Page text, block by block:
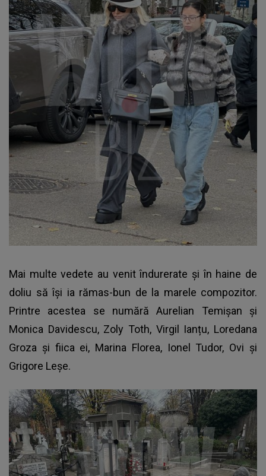
Mai multe vedete au venit îndurerate și în haine de
doliu să își ia rămas-bun de la marele compozitor.
Printre acestea se numără Aurelian Temișan și
Monica Davidescu, Zoly Toth, Virgil Ianțu, Loredana
Groza și fiica ei, Marina Florea, Ionel Tudor, Ovi și
Grigore Leșe.